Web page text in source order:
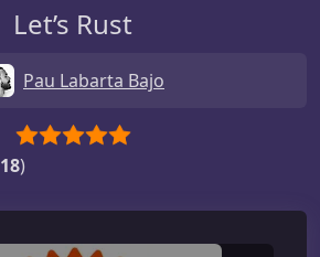
Let’s Rust
Pau Labarta Bajo
18)